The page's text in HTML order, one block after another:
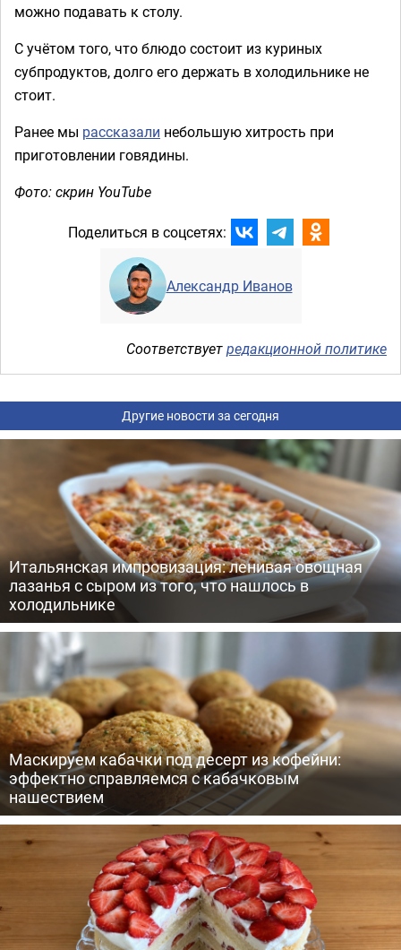
можно подавать к столу.
С учётом того, что блюдо состоит из куриных
субпродуктов, долго его держать в холодильнике не
стоит.
Ранее мы рассказали небольшую хитрость при
приготовлении говядины.
Фото: скрин YouTube
Поделиться в соцсетях:
Александр Иванов
Соответствуетредакционной политике
Другие новости за сегодня
Итальянская импровизация: ленивая овощная
лазанья с сыром из того, что нашлось в
холодильнике
Маскируем кабачки под десерт из кофейни:
эффектно справляемся с кабачковым
нашествием